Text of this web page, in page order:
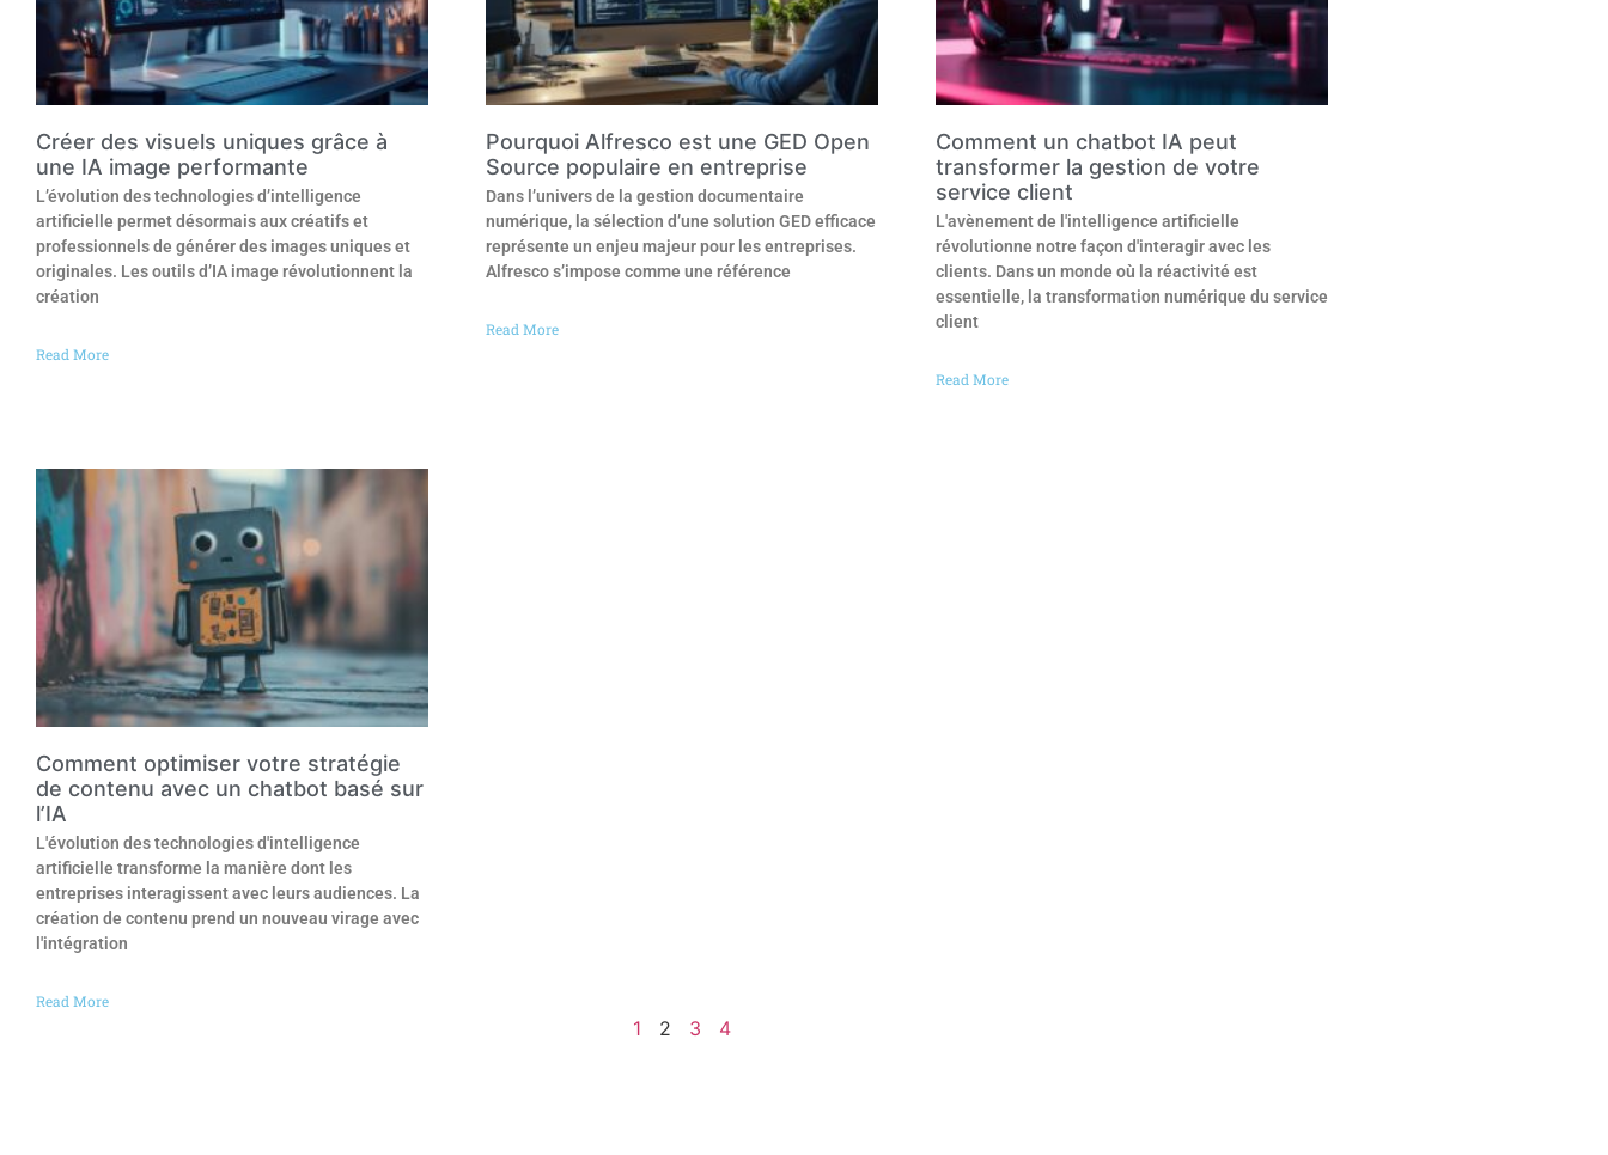
Créer des visuels uniques grâce à
une IA image performante
L’évolution des technologies d’intelligence
artificielle permet désormais aux créatifs et
professionnels de générer des images uniques et
originales. Les outils d’IA image révolutionnent la
création
Read More
Pourquoi Alfresco est une GED Open
Source populaire en entreprise
Dans l’univers de la gestion documentaire
numérique, la sélection d’une solution GED efficace
représente un enjeu majeur pour les entreprises.
Alfresco s’impose comme une référence
Read More
Comment un chatbot IA peut
transformer la gestion de votre
service client
L'avènement de l'intelligence artificielle
révolutionne notre façon d'interagir avec les
clients. Dans un monde où la réactivité est
essentielle, la transformation numérique du service
client
Read More
Comment optimiser votre stratégie
de contenu avec un chatbot basé sur
l’IA
L'évolution des technologies d'intelligence
artificielle transforme la manière dont les
entreprises interagissent avec leurs audiences. La
création de contenu prend un nouveau virage avec
l'intégration
Read More
1 2 3 4